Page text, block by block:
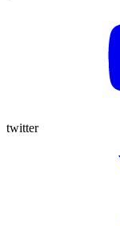
twitter